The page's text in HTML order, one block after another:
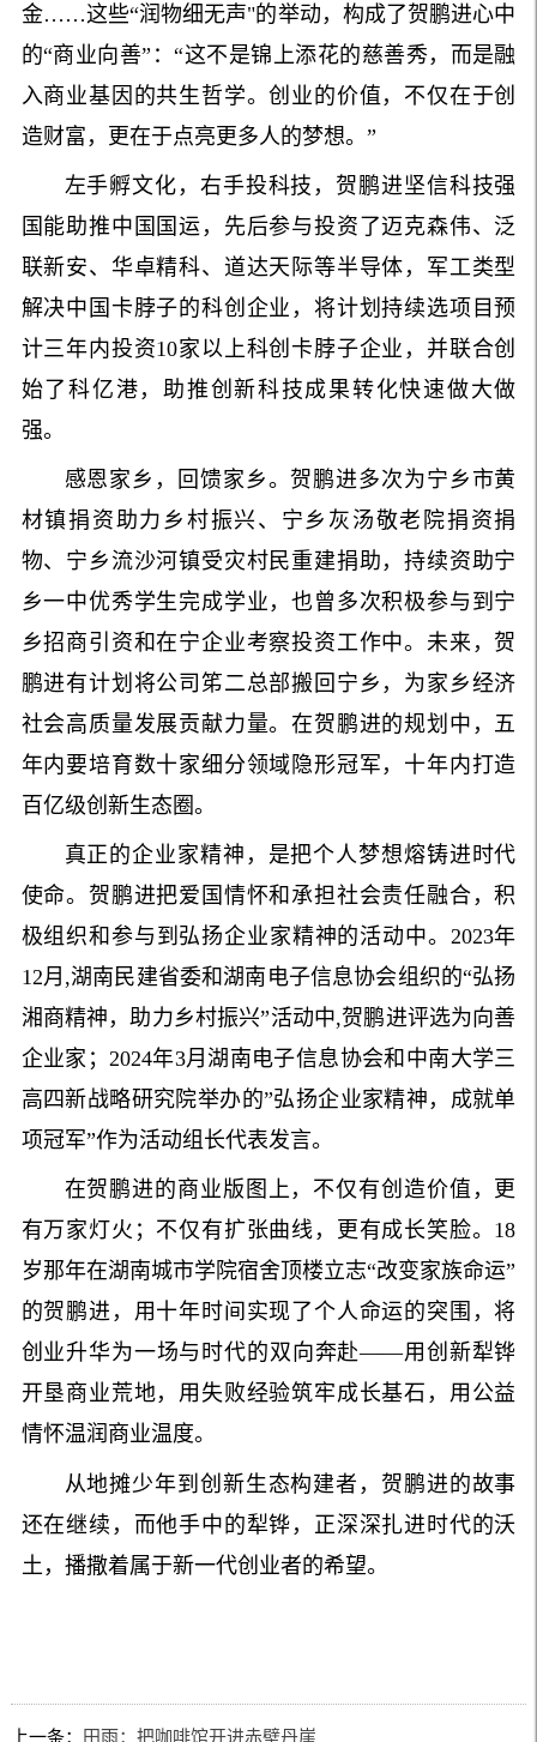
金……这些“润物细无声"的举动，构成了贺鹏进心中
的“商业向善”：“这不是锦上添花的慈善秀，而是融
入商业基因的共生哲学。创业的价值，不仅在于创
造财富，更在于点亮更多人的梦想。”
左手孵文化，右手投科技，贺鹏进坚信科技强
国能助推中国国运，先后参与投资了迈克森伟、泛
联新安、华卓精科、道达天际等半导体，军工类型
解决中国卡脖子的科创企业，将计划持续选项目预
计三年内投资10家以上科创卡脖子企业，并联合创
始了科亿港，助推创新科技成果转化快速做大做
强。
感恩家乡，回馈家乡。贺鹏进多次为宁乡市黄
材镇捐资助力乡村振兴、宁乡灰汤敬老院捐资捐
物、宁乡流沙河镇受灾村民重建捐助，持续资助宁
乡一中优秀学生完成学业，也曾多次积极参与到宁
乡招商引资和在宁企业考察投资工作中。未来，贺
鹏进有计划将公司笫二总部搬回宁乡，为家乡经济
社会高质量发展贡献力量。在贺鹏进的规划中，五
年内要培育数十家细分领域隐形冠军，十年内打造
百亿级创新生态圈。
真正的企业家精神，是把个人梦想熔铸进时代
使命。贺鹏进把爱国情怀和承担社会责任融合，积
极组织和参与到弘扬企业家精神的活动中。2023年
12月,湖南民建省委和湖南电子信息协会组织的“弘扬
湘商精神，助力乡村振兴”活动中,贺鹏进评选为向善
企业家；2024年3月湖南电子信息协会和中南大学三
高四新战略研究院举办的”弘扬企业家精神，成就单
项冠军”作为活动组长代表发言。
在贺鹏进的商业版图上，不仅有创造价值，更
有万家灯火；不仅有扩张曲线，更有成长笑脸。18
岁那年在湖南城市学院宿舍顶楼立志“改变家族命运”
的贺鹏进，用十年时间实现了个人命运的突围，将
创业升华为一场与时代的双向奔赴——用创新犁铧
开垦商业荒地，用失败经验筑牢成长基石，用公益
情怀温润商业温度。
从地摊少年到创新生态构建者，贺鹏进的故事
还在继续，而他手中的犁铧，正深深扎进时代的沃
土，播撒着属于新一代创业者的希望。
上一条： 田雨：把咖啡馆开进赤壁丹崖